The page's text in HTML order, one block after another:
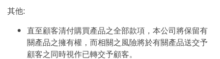
其他:
直至顧客清付購買產品之全部款項，本公司將保留有
關產品之擁有權，而相關之風險將於有關產品送交予
顧客之同時視作已轉交予顧客。